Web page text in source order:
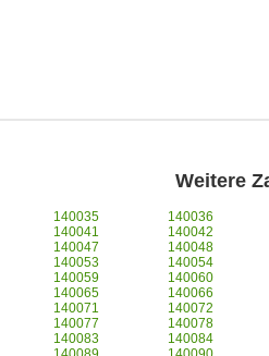
Weitere
140035 140036
140041 140042
140047 140048
140053 140054
140059 140060
140065 140066
140071 140072
140077 140078
140083 140084